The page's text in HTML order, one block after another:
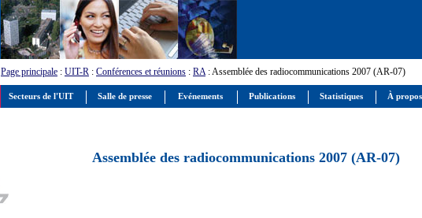
Page principale : UIT-R : Conférences et réunions : RA: Assemblée des radiocommunications 2007 (AR-07)
Assemblée des radiocommunications 2007 (AR-07)
Secteurs de l'UIT Salle de presse Evénements Publications Statistiques À